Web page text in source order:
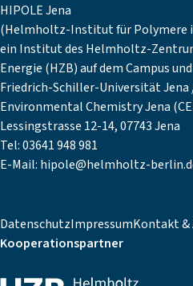
HIPOLE Jena
(Helmholtz-Institut für Polymere
ein Institut des Helmholtz-
Energie (HZB) auf dem Campus
Friedrich-Schiller-Universität Jena
Environmental Chemistry Jena
Lessingstrasse 12-14, 07743 Jena
Tel: 03641 948 981
E-Mail: hipole@helmholtz-
DatenschutzImpressumKontakt
Kooperationspartner